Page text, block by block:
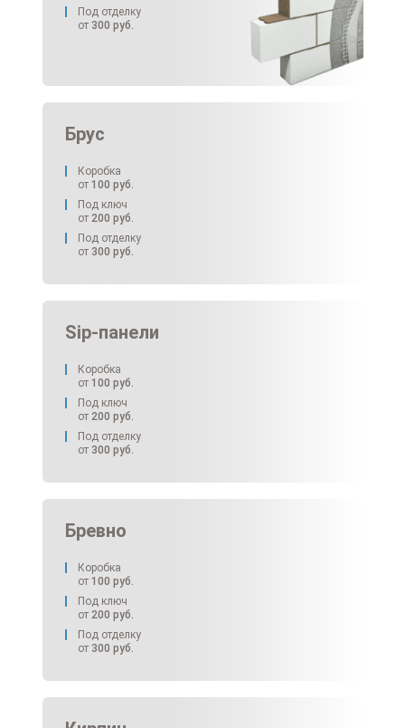
Под отделку
от 300 руб.
Брус
Коробка
от 100 руб.
Под ключ
от 200 руб.
Под отделку
от 300 руб.
Sip-панели
Коробка
от 100 руб.
Под ключ
от 200 руб.
Под отделку
от 300 руб.
Бревно
Коробка
от 100 руб.
Под ключ
от 200 руб.
Под отделку
от 300 руб.